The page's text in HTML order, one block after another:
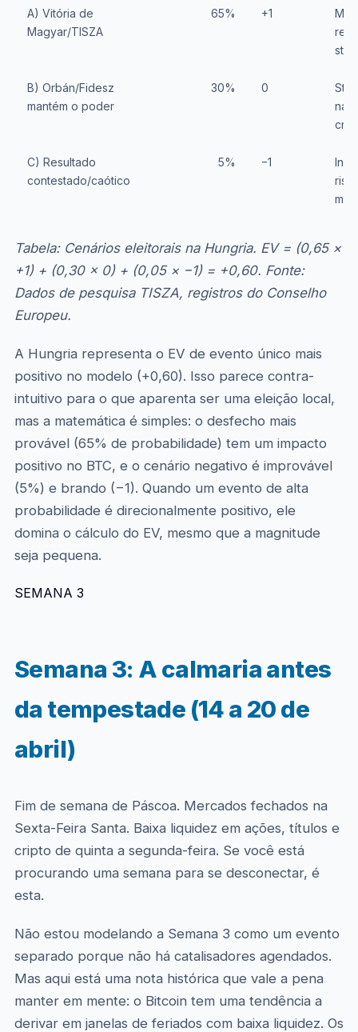
A) Vitória de
Magyar/TISZA
65% +1
B) Orbán/Fidesz
mantém o poder
30% 0
na
C) Resultado
contestado/caótico
5% −1
Tabela: Cenários eleitorais na Hungria. EV = (0,65 ×
+1) + (0,30 × 0) + (0,05 × −1) = +0,60. Fonte:
Dados de pesquisa TISZA, registros do Conselho
Europeu.
A Hungria representa o EV de evento único mais
positivo no modelo (+0,60). Isso parece contra-
intuitivo para o que aparenta ser uma eleição local,
mas a matemática é simples: o desfecho mais
provável (65% de probabilidade) tem um impacto
positivo no BTC, e o cenário negativo é improvável
(5%) e brando (−1). Quando um evento de alta
probabilidade é direcionalmente positivo, ele
domina o cálculo do EV, mesmo que a magnitude
seja pequena.
SEMANA 3
Semana 3: A calmaria antes
da tempestade (14 a 20 de
abril)
Fim de semana de Páscoa. Mercados fechados na
Sexta-Feira Santa. Baixa liquidez em ações, títulos e
cripto de quinta a segunda-feira. Se você está
procurando uma semana para se desconectar, é
esta.
Não estou modelando a Semana 3 como um evento
separado porque não há catalisadores agendados.
Mas aqui está uma nota histórica que vale a pena
manter em mente: o Bitcoin tem uma tendência a
derivar em janelas de feriados com baixa liquidez. Os